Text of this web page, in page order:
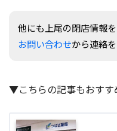
他にも上尾の閉店情報
お問い合わせから連絡
▼こちらの記事もおすす